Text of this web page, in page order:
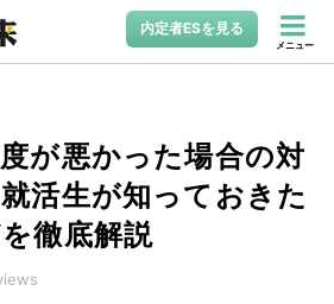
内定者ESを見る
メニュー
度が悪かった場合の対
活生が知っておきた
徹底解説